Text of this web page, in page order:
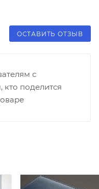
ОСТАВИТЬ ОТЗЫВ
с
поделится